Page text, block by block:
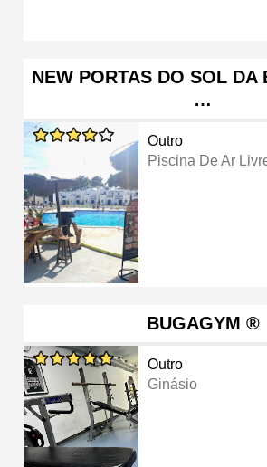
NEW PORTAS DO SOL DA
…
Outro
Piscina De Ar
BUGAGYM ®️
Outro
Ginásio